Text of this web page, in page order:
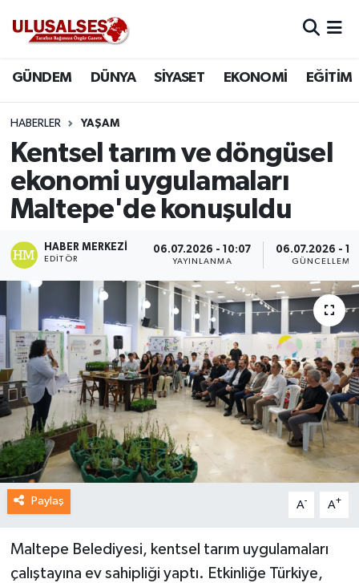
GÜNDEM DÜNYA SİYASET EKONOMİ EĞİTİM
HABERLER YAŞAM
Kentsel tarım ve döngüsel
ekonomi uygulamaları
Maltepe'de konuşuldu
HABER MERKEZI
EDITÖR
06.07.2026 - 10:07
YAYINLANMA
06.07.2026 -
GÜNCELLEME
Paylaş A- A+
Maltepe Belediyesi, kentsel tarım uygulamaları
çalıştayına ev sahipliği yaptı. Etkinliğe Türkiye,
DÜNYA
SİYASET
EKONOMİ
EĞİTİM
SAĞLIK
MAGAZİN
SPOR
Trafik Durumu
Süper Lig Puan Durumu ve Fikstür
Tüm Manşetler
Son Dakika Haberleri
Haber Arşivi